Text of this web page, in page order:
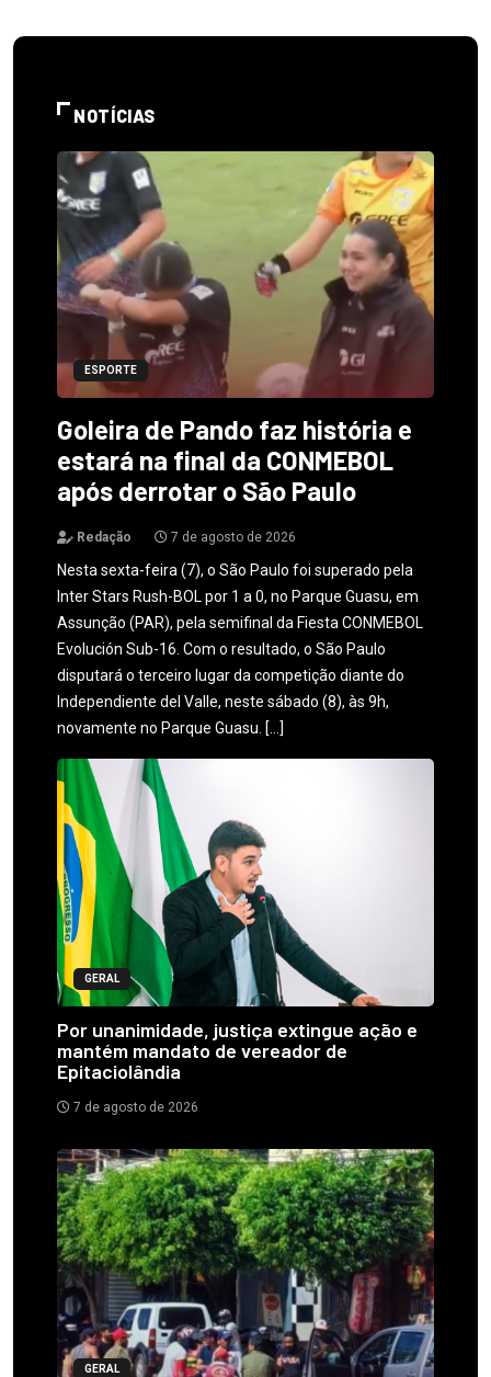
NOTÍCIAS
ESPORTE
Goleira de Pando faz história e
estará na final da CONMEBOL
após derrotar o São Paulo
Redação 7 de agosto de 2026
Nesta sexta-feira (7), o São Paulo foi superado pela
Inter Stars Rush-BOL por 1 a 0, no Parque Guasu, em
Assunção (PAR), pela semifinal da Fiesta CONMEBOL
Evolución Sub-16. Com o resultado, o São Paulo
disputará o terceiro lugar da competição diante do
Independiente del Valle, neste sábado (8), às 9h,
novamente no Parque Guasu. […]
GERAL
Por unanimidade, justiça extingue ação e
mantém mandato de vereador de
Epitaciolândia
7 de agosto de 2026
GERAL